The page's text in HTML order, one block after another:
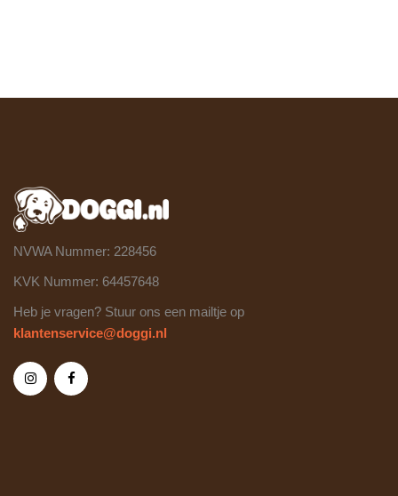
NVWA Nummer: 228456
KVK Nummer: 64457648
Heb je vragen? Stuur ons een mailtje op
klantenservice@doggi.nl